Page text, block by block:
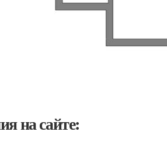
на сайте: